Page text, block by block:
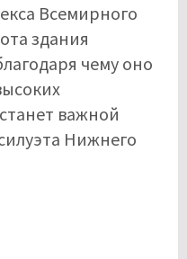
Всемирного
здания
чему оно
важной
Нижнего